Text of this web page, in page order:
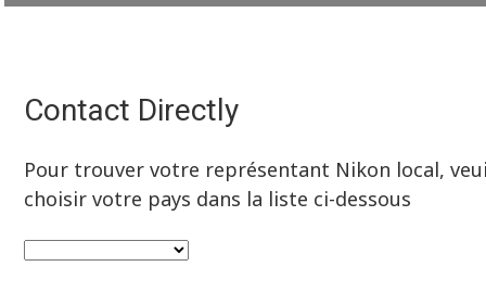
Contact Directly
Pour trouver votre représentant Nikon local,
choisir votre pays dans la liste ci-dessous